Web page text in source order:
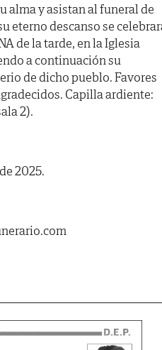
alma y asistan al funeral de
eterno descanso se
de la tarde, en la Iglesia
a continuación su
de dicho pueblo. Favores
Capilla ardiente:
2).
2025.